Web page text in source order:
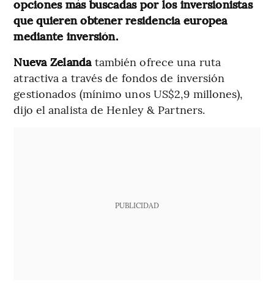
opciones más buscadas por los inversionistas
que quieren obtener residencia europea
mediante inversión.
Nueva Zelandatambién ofrece una ruta
atractiva a través de fondos de inversión
gestionados (mínimo unos US$2,9 millones),
dijo el analista de Henley & Partners.
PUBLICIDAD